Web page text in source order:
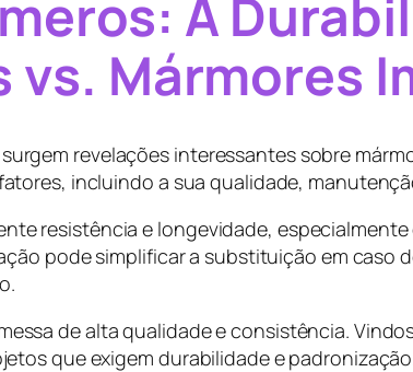
A
vs. Mármores
revelações interessantes sobre
incluindo a sua qualidade,
resistência e longevidade,
pode simplificar a substituição em caso
de alta qualidade e consistência.
que exigem durabilidade e